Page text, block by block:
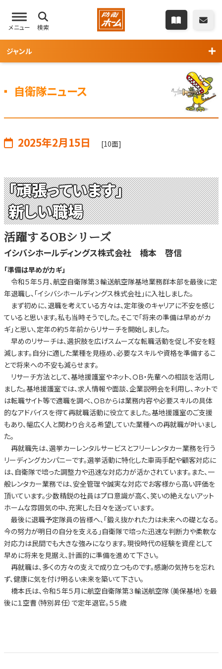
メニュー 検索
ジャンル
自衛隊ニュース
2025年2月15日 [10面]
「頑張っています」
新しい職場
活躍するOBシリーズ
イシバシホールディングス株式会社 橋本 啓信
「準備は早めがカギ」
令和５年５月、航空自衛隊第３輸送航空隊基地業務群本部を最後に定
年退職し、「イシバシホールディングス株式会社」に入社しました。
まず初めに、退職を考えている方々は、定年後のキャリアに不安を感じ
ていると思います。私も当時そうでした。そこで「将来の準備は早めがカ
ギ」と思い、定年の約５年前からリサーチを開始しました。
早めのリサーチは、選択肢を広げスムーズな転職活動を促し不安を軽
減します。自分に適した業種を見極め、必要なスキルや資格を準備するこ
とで将来への不安も減らせます。
リサーチ方法として、基地援護室やネット、ＯＢ・先輩への相談を活用し
ました。基地援護室では、求人情報や面談、企業説明会を利用し、ネットで
は転職サイト等で適職を調べ、ＯＢからは業務内容や必要スキルの具体
的なアドバイスを得て再就職活動に役立てました。基地援護室のご支援
もあり、幅広く人と関わり合える希望していた業種への再就職が叶いまし
た。
再就職先は、選挙カーレンタルサービスとフリーレンタカー業務を行う
リーディングカンパニーです。選挙活動に特化した車両手配や顧客対応に
は、自衛隊で培った調整力や迅速な対応力が活かされています。また、一
般レンタカー業務では、安全管理や誠実な対応でお客様から高い評価を
頂いています。少数精鋭の社員はプロ意識が高く、笑いの絶えないアット
ホームな雰囲気の中、充実した日々を送っています。
最後に退職予定隊員の皆様へ、「鍛え抜かれた力は未来への礎となる。
今の努力が明日の自分を支える」自衛隊で培った迅速な判断力や柔軟な
対応力は民間でも大きな強みになります。現役時代の経験を資産として
早めに将来を見据え、計画的に準備を進めて下さい。
再就職は、多くの方々の支えで成り立つものです。感謝の気持ちを忘れ
ず、健康に気を付け明るい未来を築いて下さい。
橋本氏は、令和５年５月に航空自衛隊第３輸送航空隊（美保基地）を最
後に１空曹（特別昇任）で定年退官。５５歳